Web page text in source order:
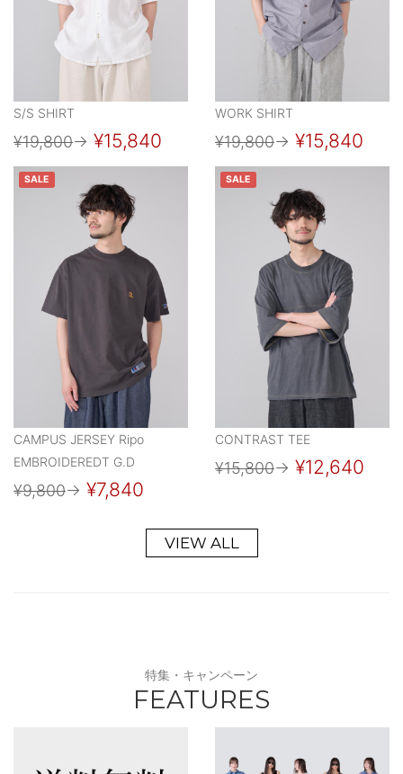
S/S SHIRT
¥19,800→ ¥15,840
WORK SHIRT
¥19,800→ ¥15,840
SALE
CAMPUS JERSEY Ripo
EMBROIDEREDT G.D
¥9,800→ ¥7,840
SALE
CONTRAST TEE
¥15,800→ ¥12,640
VIEW ALL
特集・キャンペーン
FEATURES